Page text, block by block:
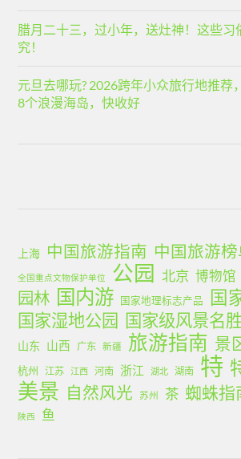
腊月二十三，过小年，送灶神！这些习
究！
元旦去哪玩? 2026跨年小众旅行地推荐
8个浪漫海岛，快收好
上海 中国旅游指南 中国旅游榜
全国重点文物保护单位 公园 北京 博物馆
园林 国内游 国家地理标志产品 国
国家湿地公园 国家级风景名
山东 山西 广东 新疆 旅游指南 景
杭州 江苏 江西 河南 浙江 湖北 湖南 特
美景 自然风光 苏州 茶 蜘蛛指
陕西 鱼